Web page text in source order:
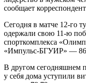
сообщает
Сегодня в матче 12-го
одержали свою 11-ю
спорткомплекса
«Импульс-БГУИР» —
В другом сегодняшнем
у себя дома уступили